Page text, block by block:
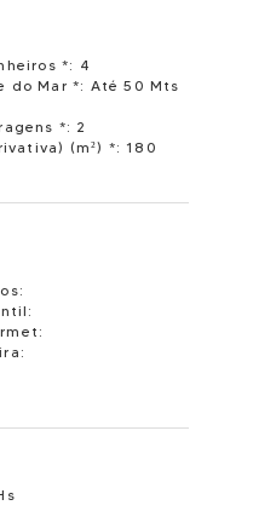
*: 4
do Mar *: Até 50 Mts
*: 2
(m²) *: 180